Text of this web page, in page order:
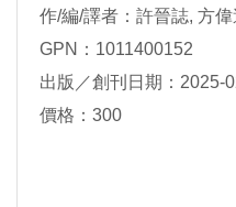
作/編/譯者：許晉誌, 方偉
GPN：1011400152
出版／創刊日期：2025-
價格：300